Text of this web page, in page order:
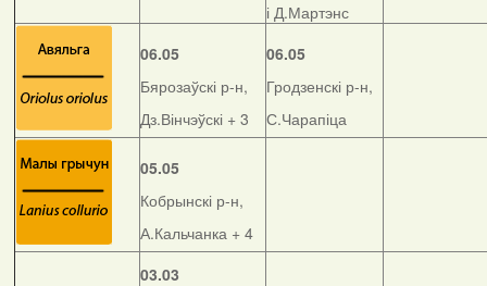
і Д.Мартэнс
06.05
Бярозаўскі р-н,
Дз.Вінчэўскі + 3
06.05
Гродзенскі р-н,
С.Чарапіца
05.05
Кобрынскі р-н,
А.Кальчанка + 4
03.03